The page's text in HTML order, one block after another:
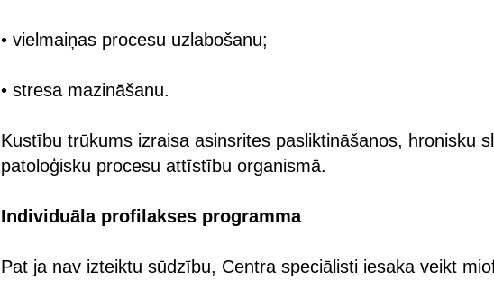
• vielmaiņas procesu uzlabošanu;
• stresa mazināšanu.
Kustību trūkums izraisa asinsrites pasliktināšanos, hronisku
patoloģisku procesu attīstību organismā.
Individuāla profilakses programma
Pat ja nav izteiktu sūdzību, Centra speciālisti iesaka veikt